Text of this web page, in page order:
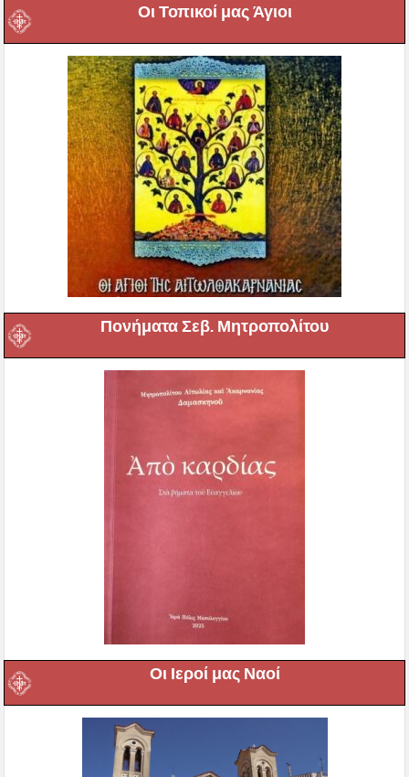
Οι Τοπικοί μας Άγιοι
Πονήματα Σεβ. Μητροπολίτου
Οι Ιεροί μας Ναοί